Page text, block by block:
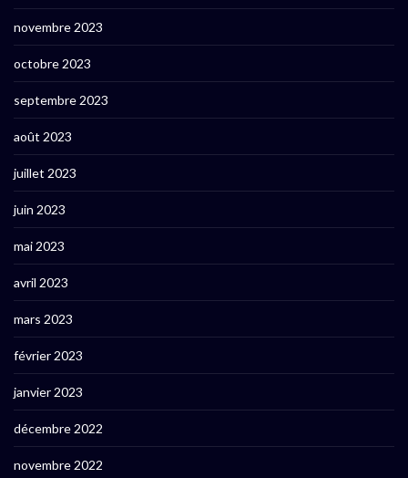
novembre 2023
octobre 2023
septembre 2023
août 2023
juillet 2023
juin 2023
mai 2023
avril 2023
mars 2023
février 2023
janvier 2023
décembre 2022
novembre 2022